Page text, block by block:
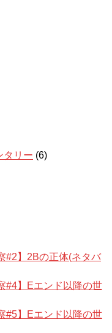
タリー (6)
#2】2Bの正体(ネタバ
#4】Eエンド以降の世
#5】Eエンド以降の世